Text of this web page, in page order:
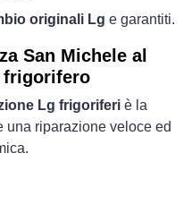
originali Lg e garantiti.
San Michele al
frigorifero
Lg frigoriferi è la
una riparazione veloce ed